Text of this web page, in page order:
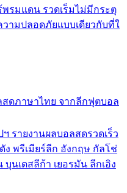
รมแดน รวดเร็มไม่มีกระตุ
ามปลอดภัยแบบเดียวกับที่ใ
สดภาษาไทย จากลีกฟุตบอล
รายงานผลบอลสดรวดเร็ว
พรีเมียร์ลีก อังกฤษ กัลโช่
บุนเดสลีก้า เยอรมัน ลีกเอิง